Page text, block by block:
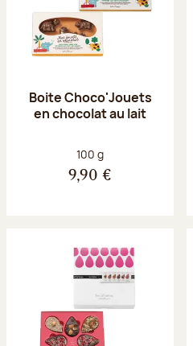
Boite Choco'Jouets
en chocolat au lait
Poids net :
100 g
9,90 €